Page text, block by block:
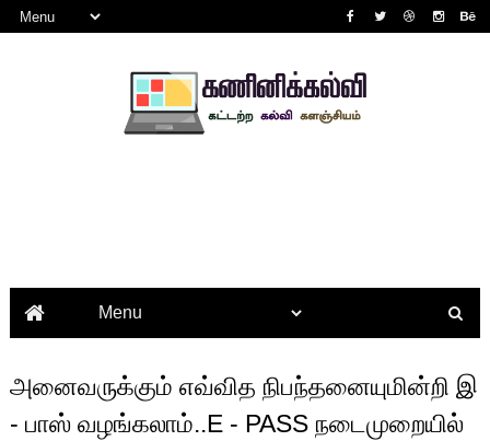
அனைவருக்கும் எவ்வித நிபந்தனையுமின்றி இ
- பாஸ் வழங்கலாம்..E - PASS நடைமுறையில்